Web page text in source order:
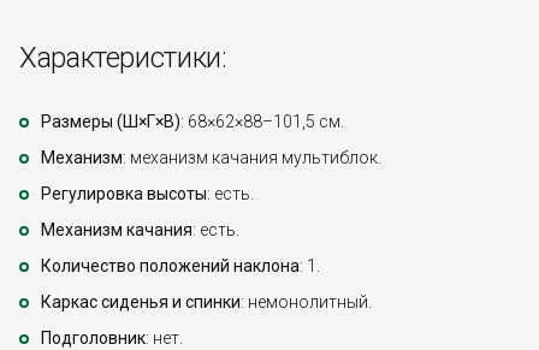
Характеристики:
Размеры (Ш×Г×В): 68×62×88–101,5 см.
Механизм: механизм качания мультиблок.
Регулировка высоты: есть.
Механизм качания: есть.
Количество положений наклона: 1.
Каркас сиденья и спинки: немонолитный.
Подголовник: нет.